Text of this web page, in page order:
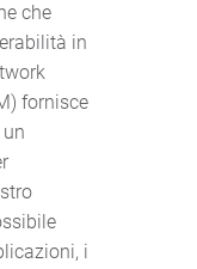
che
in
fornisce
i